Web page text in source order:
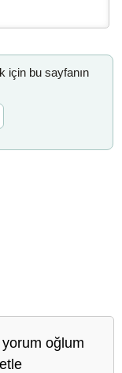
için bu sayfanın
oğlum